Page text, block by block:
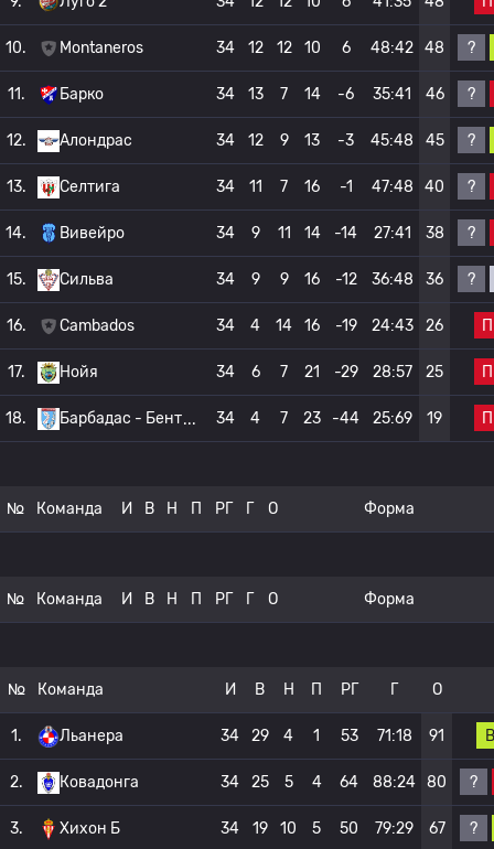
10. Montaneros 34 12 12 10 6 48:42 48 ?
11. Барко 34 13 7 14 -6 35:41 46 ?
12. Алондрас 34 12 9 13 -3 45:48 45 ?
13. Селтига 34 11 7 16 -1 47:48 40 ?
14. Вивейро 34 9 11 14 -14 27:41 38 ?
15. Сильва 34 9 9 16 -12 36:48 36 ?
16. Cambados 34 4 14 16 -19 24:43 26 П
17. Нойя 34 6 7 21 -29 28:57 25 П
18. Барбадас - Бент 34 4 7 23 -44 25:69 19 П
№ Команда И В Н П РГ Г О Форма
№ Команда И В Н П РГ Г О Форма
№ Команда И В Н П РГ Г О
1. Льанера 34 29 4 1 53 71:18 91 В
2. Ковадонга 34 25 5 4 64 88:24 80 ?
3. Хихон Б 34 19 10 5 50 79:29 67 ?